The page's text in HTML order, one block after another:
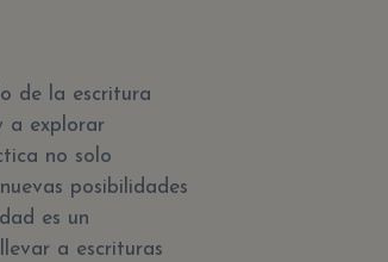
de la escritura
a explorar
no solo
posibilidades
es un
a escrituras